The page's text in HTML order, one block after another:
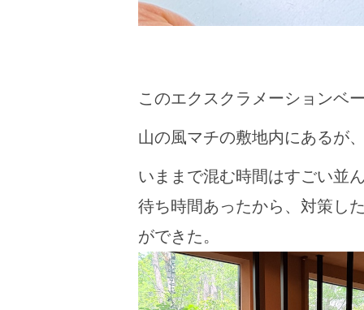
このエクスクラメーションベ
山の風マチの敷地内にあるが
いままで混む時間はすごい並
待ち時間あったから、対策し
ができた。